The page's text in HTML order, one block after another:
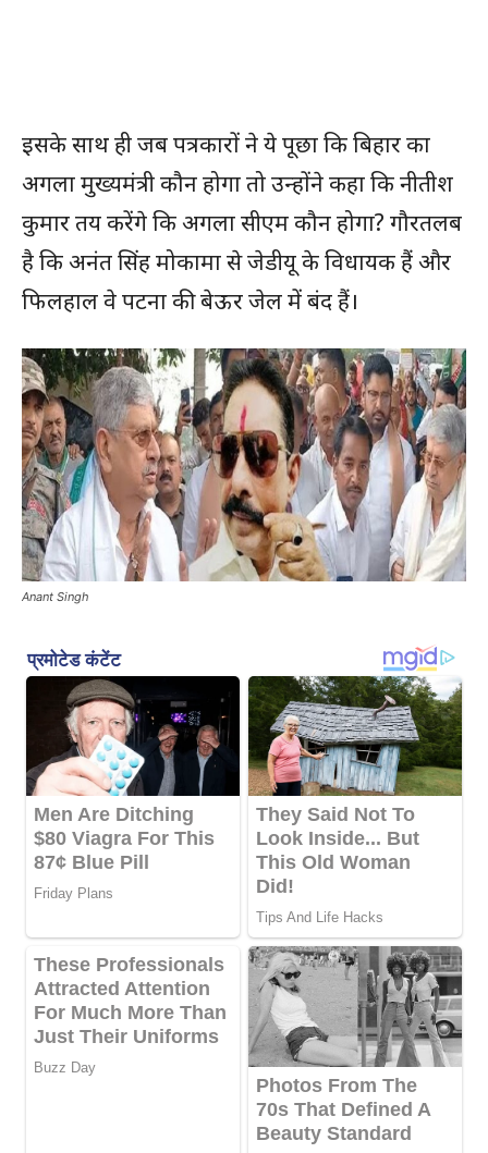
इसके साथ ही जब पत्रकारों ने ये पूछा कि बिहार का
अगला मुख्यमंत्री कौन होगा तो उन्होंने कहा कि नीतीश
कुमार तय करेंगे कि अगला सीएम कौन होगा? गौरतलब
है कि अनंत सिंह मोकामा से जेडीयू के विधायक हैं और
फिलहाल वे पटना की बेऊर जेल में बंद हैं।
Anant Singh